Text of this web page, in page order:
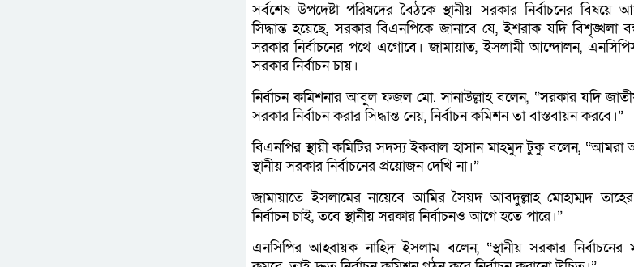
সর্বশেষ উপদেষ্টা পরিষদের বৈঠকে স্থানীয় সরকার নির্বাচনের বিষয়ে
সিদ্ধান্ত হয়েছে, সরকার বিএনপিকে জানাবে যে, ইশরাক যদি বিশৃঙ্খলা
সরকার নির্বাচনের পথে এগোবে। জামায়াত, ইসলামী আন্দোলন,
সরকার নির্বাচন চায়।
নির্বাচন কমিশনার আবুল ফজল মো. সানাউল্লাহ বলেন, “সরকার যদি জাতীয়
সরকার নির্বাচন করার সিদ্ধান্ত নেয়, নির্বাচন কমিশন তা বাস্তবায়ন করবে।”
বিএনপির স্থায়ী কমিটির সদস্য ইকবাল হাসান মাহমুদ টুকু বলেন, “আমরা
স্থানীয় সরকার নির্বাচনের প্রয়োজন দেখি না।”
জামায়াতে ইসলামের নায়েবে আমির সৈয়দ আবদুল্লাহ মোহাম্মদ
নির্বাচন চাই, তবে স্থানীয় সরকার নির্বাচনও আগে হতে পারে।”
এনসিপির আহ্বায়ক নাহিদ ইসলাম বলেন, “স্থানীয় সরকার নির্বাচনের